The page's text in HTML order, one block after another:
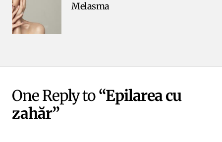
Melasma
One Reply to“Epilarea cu
zahăr”